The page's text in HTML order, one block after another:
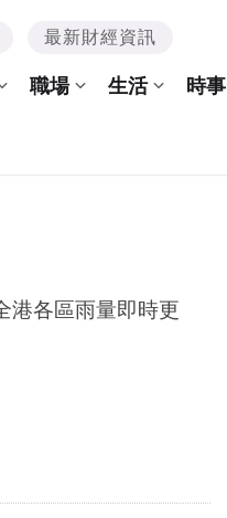
最新財經資訊
職場 生活 時事
港各區雨量即時更